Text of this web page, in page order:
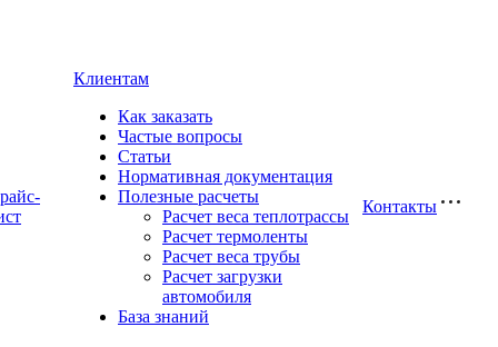
Клиентам
Как заказать
Частые вопросы
Статьи
Нормативная документация
Полезные расчеты
Расчет веса теплотрассы
Расчет термоленты
Расчет веса трубы
Расчет загрузки
автомобиля
База знаний
Контакты